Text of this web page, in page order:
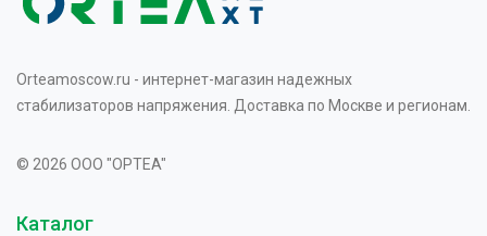
Orteamoscow.ru - интернет-магазин надежных
стабилизаторов напряжения. Доставка по Москве и регионам.
© 2026 OOO "OPTEA"
Каталог